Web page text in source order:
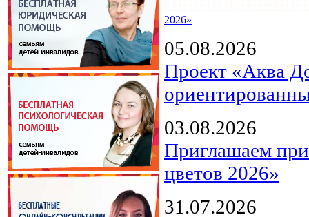
2026»
05.08.2026
Проект «Аква
03.08.2026
Приглашаем
цветов 2026»
31.07.2026